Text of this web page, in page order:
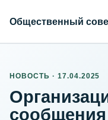
Общественный
НОВОСТЬ · 17.04.2025